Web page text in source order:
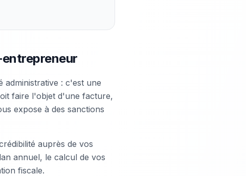
: c'est une
faire l'objet d'une facture,
expose à des sanctions
auprès de vos
annuel, le calcul de vos
fiscale.